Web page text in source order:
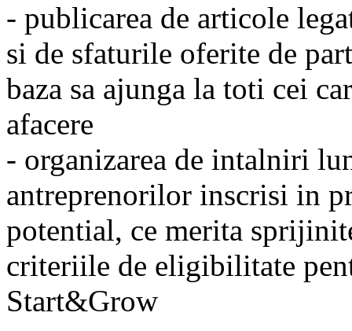
- publicarea de articole
si de sfaturile oferite de
baza sa ajunga la toti cei
afacere
- organizarea de intalniri
antreprenorilor inscrisi in
potential, ce merita
criteriile de eligibilitate
Start&Grow